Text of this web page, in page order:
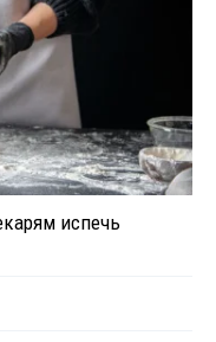
испечь